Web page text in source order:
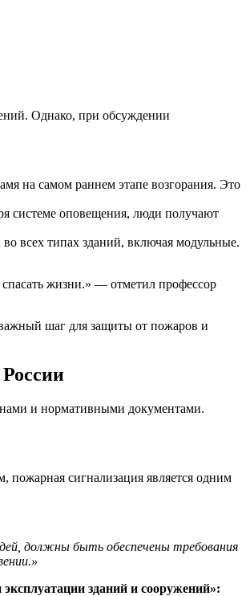
Однако, при обсуждении
на самом раннем этапе возгорания. Это
системе оповещения, люди получают
всех типах зданий, включая модульные.
жизни.» — отметил профессор
шаг для защиты от пожаров и
и нормативными документами.
пожарная сигнализация является одним
должны быть обеспечены требования
зданий и сооружений»: